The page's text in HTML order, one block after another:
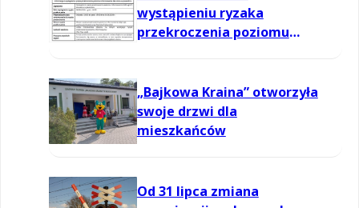
wystąpieniu ryzaka
przekroczenia poziomu
„Bajkowa Kraina” otworzyła
swoje drzwi dla
mieszkańców
Od 31 lipca zmiana